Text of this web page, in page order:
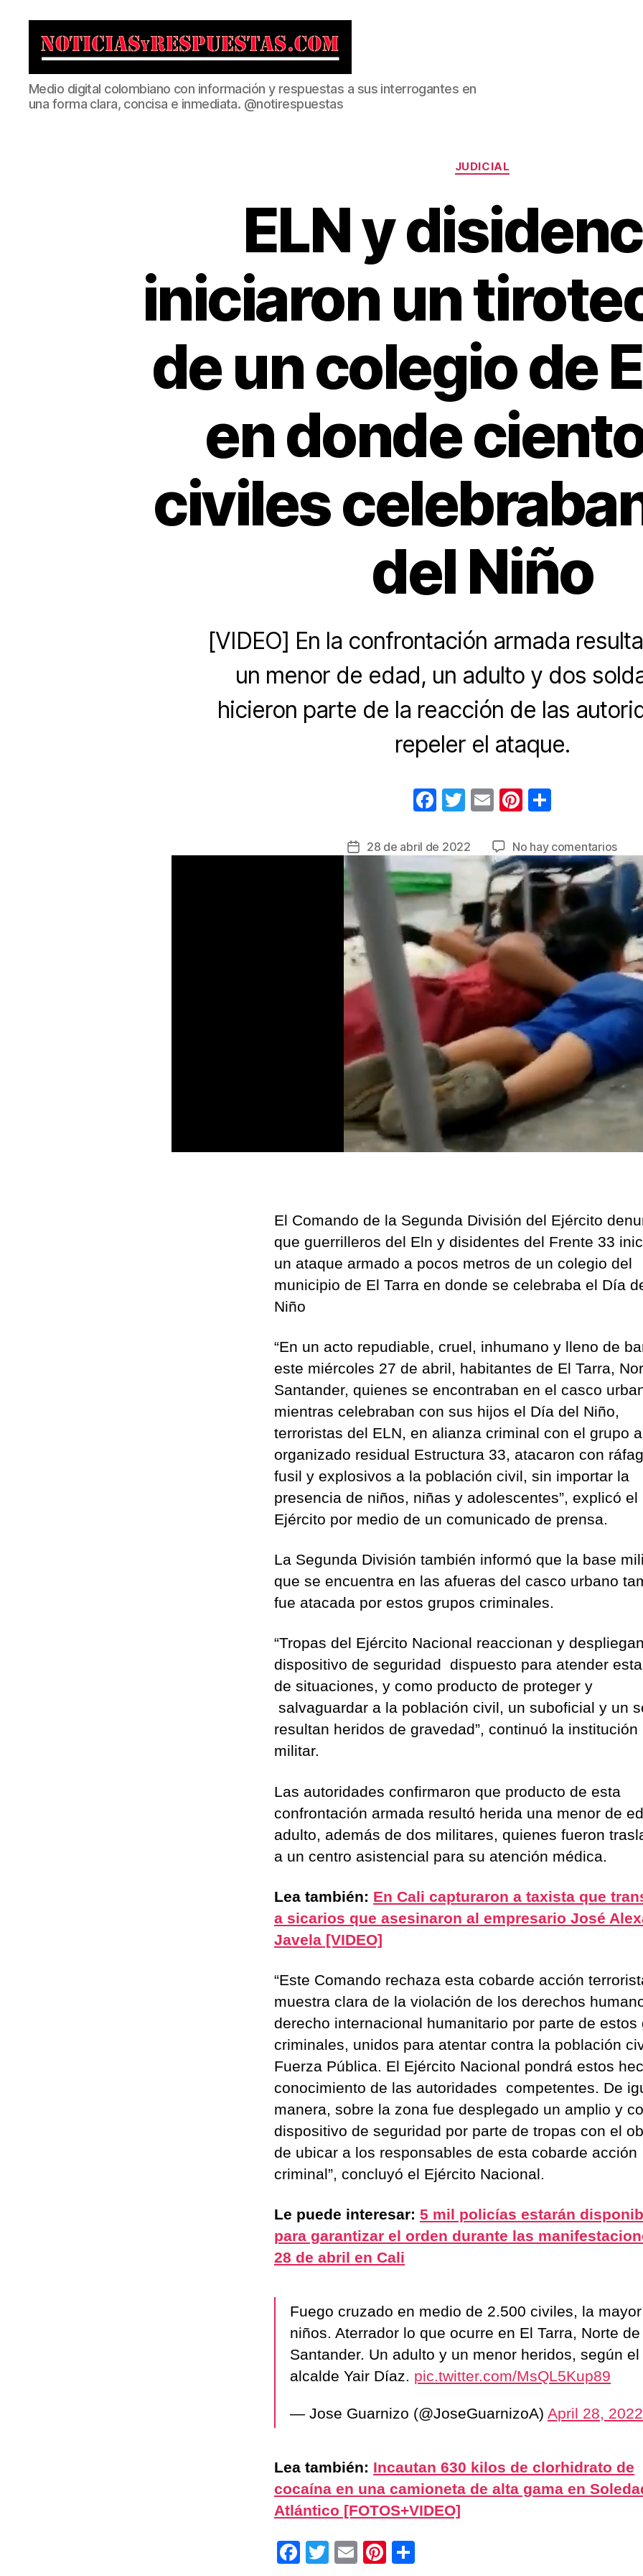
Noticias
y
Respuestas
Medio digital colombiano con información y respuestas a sus interrogantes en
una forma clara, concisa e inmediata. @notirespuestas
Categorías
JUDICIAL
ELN y
iniciaron un
de un colegio de
en donde
civiles
del Niño
[VIDEO] En la confrontación armada
un menor de edad, un adulto y dos
hicieron parte de la reacción de las
repeler el ataque.
F
c
e
b
o
o
k
T
tt
er
E
ail
Pi
er
e
st
m
p
ar
tir
Fecha
entrada
28 de abril de 2022 No hay comentariosen
ELN
de
un
de
El
en
del
Niño
El Comando de la Segunda División del Ejército
que guerrilleros del Eln y disidentes del Frente 33
un ataque armado a pocos metros de un colegio del
municipio de El Tarra en donde se celebraba el Día
Niño
“En un acto repudiable, cruel, inhumano y lleno de
este miércoles 27 de abril, habitantes de El Tarra,
Santander, quienes se encontraban en el casco
mientras celebraban con sus hijos el Día del Niño,
terroristas del ELN, en alianza criminal con el grupo
organizado residual Estructura 33, atacaron con
fusil y explosivos a la población civil, sin importar la
presencia de niños, niñas y adolescentes”, explicó el
Ejército por medio de un comunicado de prensa.
La Segunda División también informó que la base
que se encuentra en las afueras del casco urbano
fue atacada por estos grupos criminales.
“Tropas del Ejército Nacional reaccionan y
dispositivo de seguridad dispuesto para atender
de situaciones, y como producto de proteger y
salvaguardar a la población civil, un suboficial y un
resultan heridos de gravedad”, continuó la institución
militar.
Las autoridades confirmaron que producto de esta
confrontación armada resultó herida una menor de
adulto, además de dos militares, quienes fueron
a un centro asistencial para su atención médica.
Lea también: En Cali capturaron a taxista que
a sicarios que asesinaron al empresario José
Javela [VIDEO]
“Este Comando rechaza esta cobarde acción
muestra clara de la violación de los derechos
derecho internacional humanitario por parte de estos
criminales, unidos para atentar contra la población
Fuerza Pública. El Ejército Nacional pondrá estos
conocimiento de las autoridades competentes. De
manera, sobre la zona fue desplegado un amplio y
dispositivo de seguridad por parte de tropas con el
de ubicar a los responsables de esta cobarde acción
criminal”, concluyó el Ejército Nacional.
Le puede interesar: 5 mil policías estarán
para garantizar el orden durante las
28 de abril en Cali
Fuego cruzado en medio de 2.500 civiles, la
niños. Aterrador lo que ocurre en El Tarra, Norte de
Santander. Un adulto y un menor heridos, según el
alcalde Yair Díaz. pic.twitter.com/MsQL5Kup89
— Jose Guarnizo (@JoseGuarnizoA) April 28, 2022
Lea también: Incautan 630 kilos de clorhidrato de
cocaína en una camioneta de alta gama en
Atlántico [FOTOS+VIDEO]
F
T
E
Pi